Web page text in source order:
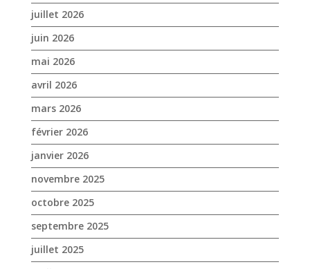
février 2026
janvier 2026
novembre 2025
octobre 2025
septembre 2025
juillet 2025
avril 2025
mars 2025
février 2025
janvier 2025
décembre 2024